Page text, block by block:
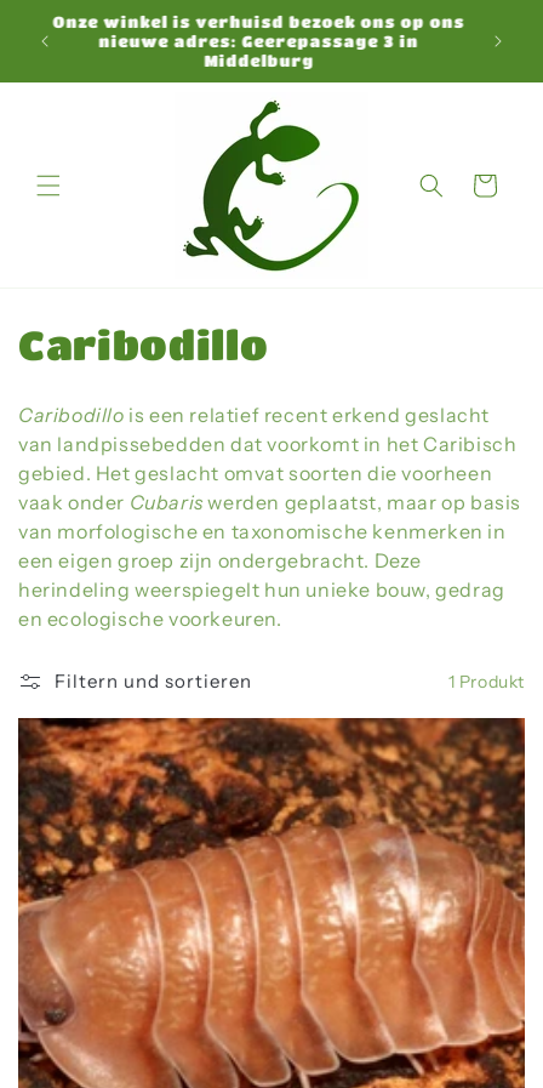
zum
Inhalt
Onze winkel is verhuisd bezoek ons op ons
nieuwe adres: Geerepassage 3 in
Middelburg
Warenkorb
K
t
e
g
o
i
e
:
Caribodillo
Caribodillo iseen relatief recenterkendgeslacht
van landpissebeddendatvoorkomt in hetCaribisch
gebied. Hetgeslacht omvatsoortendievoorheen
vaak onder Cubaris werden geplaatst, maarop basis
van morfologische en taxonomische kenmerken in
eeneigengroep zijn ondergebracht. Deze
herindelingweerspiegelt hun unieke bouw,gedrag
en ecologischevoorkeuren.
Filtern und sortieren 1 Produkt